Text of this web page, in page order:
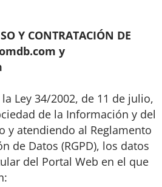
Y CONTRATACIÓN DE
y
Ley 34/2002, de 11 de julio,
de la Información y del
y atendiendo al Reglamento
de Datos (RGPD), los datos
del Portal Web en el que